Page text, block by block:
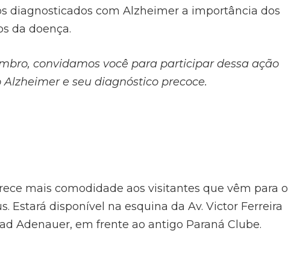
diagnosticados com Alzheimer a importância dos
da doença.
convidamos você para participar dessa ação
e seu diagnóstico precoce.
mais comodidade aos visitantes que vêm para o
Estará disponível na esquina da Av. Victor Ferreira
Adenauer, em frente ao antigo Paraná Clube.